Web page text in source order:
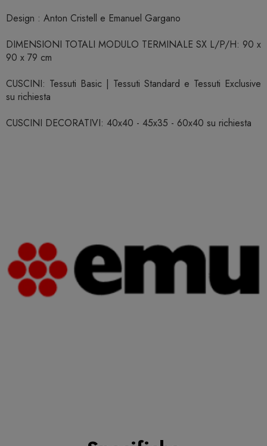
Design : Anton Cristell e Emanuel Gargano
DIMENSIONI TOTALI MODULO TERMINALE SX L/P/H: 90 x
90 x 79 cm
CUSCINI: Tessuti Basic | Tessuti Standard e Tessuti Exclusive
su richiesta
CUSCINI DECORATIVI: 40x40 - 45x35 - 60x40 su richiesta